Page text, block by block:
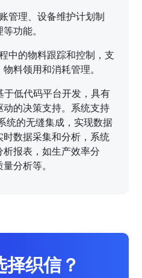
管理、设备维护计划制
功能。
中的物料跟踪和控制，支
料领用和消耗管理。
于低代码平台开发，具有
的决策支持。系统支持
统的无缝集成，实现数据
数据采集和分析，系统
报表，如生产效率分
分析等。
织信？